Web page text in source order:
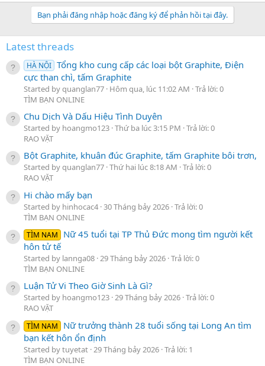
Bạn phải đăng nhập hoặc đăng ký để phản hồi tại đây.
Latest threads
HÀ NỘI Tổng kho cung cấp các loại bột Graphite, Điện
cực than chì, tấm Graphite
Started by quanglan77 Hôm qua, lúc 11:02 AM Trả lời: 0
TÌM BẠN ONLINE
Chu Dịch Và Dấu Hiệu Tình Duyên
Started by hoangmo123 Thứ ba lúc 3:15 PM Trả lời: 0
RAO VẶT
Bột Graphite, khuân đúc Graphite, tấm Graphite bôi trơn,
Started by quanglan77 Thứ hai lúc 8:18 AM Trả lời: 0
RAO VẶT
Hi chào mấy bạn
Started by hinhocac4 30 Tháng bảy 2026 Trả lời: 0
TÌM BẠN ONLINE
TÌM NAM
Nữ 45 tuổi tại TP Thủ Đức mong tìm người kết
hôn tử tế
Started by lannga08 29 Tháng bảy 2026 Trả lời: 0
TÌM BẠN ONLINE
Luận Tử Vi Theo Giờ Sinh Là Gì?
Started by hoangmo123 29 Tháng bảy 2026 Trả lời: 0
RAO VẶT
TÌM NAM
Nữ trưởng thành 28 tuổi sống tại Long An tìm
bạn kết hôn ổn định
Started by tuyetat 29 Tháng bảy 2026 Trả lời: 1
TÌM BẠN ONLINE